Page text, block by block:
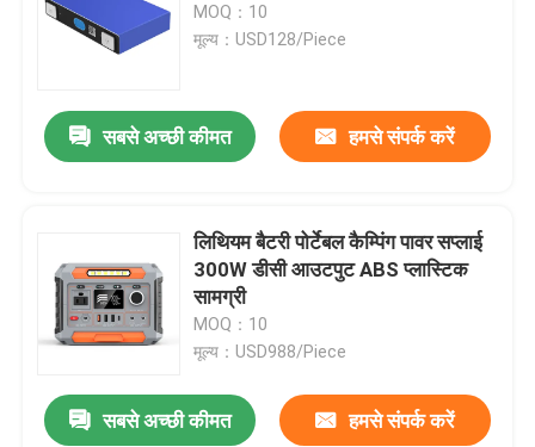
MOQ：10
मूल्य：USD128/Piece
सबसे अच्छी कीमत हमसे संपर्क करें
लिथियम बैटरी पोर्टेबल कैम्पिंग पावर सप्लाई
300W डीसी आउटपुट ABS प्लास्टिक
सामग्री
MOQ：10
मूल्य：USD988/Piece
सबसे अच्छी कीमत हमसे संपर्क करें